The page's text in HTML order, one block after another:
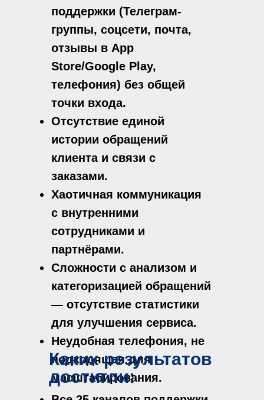
поддержки (Телеграм-
группы, соцсети, почта,
отзывы в App
Store/Google Play,
телефония) без общей
точки входа.
Отсутствие единой
истории обращений
клиента и связи с
заказами.
Хаотичная коммуникация
с внутренними
сотрудниками и
партнёрами.
Сложности с анализом и
категоризацией обращений
— отсутствие статистики
для улучшения сервиса.
Неудобная телефония, не
подходящая для
масштабирования.
Каких результатов
достигли: